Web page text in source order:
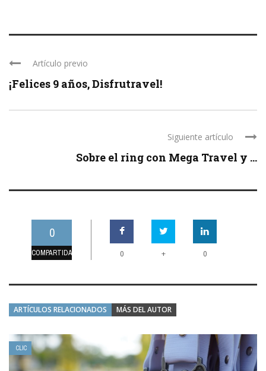
Artículo previo
¡Felices 9 años, Disfrutravel!
Siguiente artículo
Sobre el ring con Mega Travel y ...
0
COMPARTIDAS 0 + 0
ARTÍCULOS RELACIONADOS MÁS DEL AUTOR
CLIC